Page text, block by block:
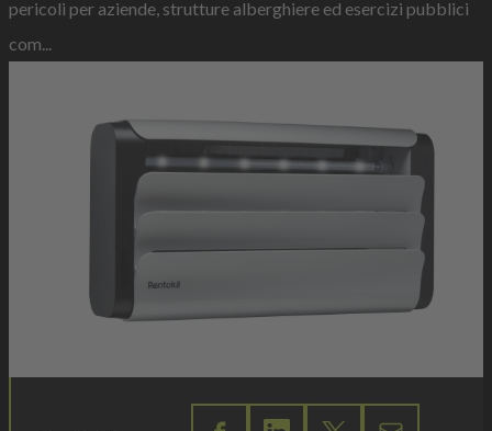
pericoli per aziende, strutture alberghiere ed esercizi pubblici
com...